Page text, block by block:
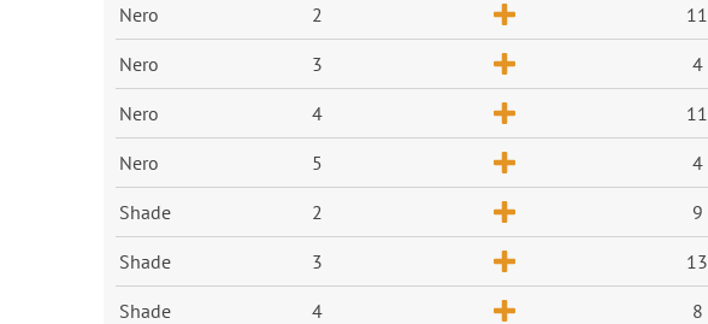
Nero 2 11
Nero 3 4
Nero 4 11
Nero 5 4
Shade 2 9
Shade 3 13
Shade 4 8